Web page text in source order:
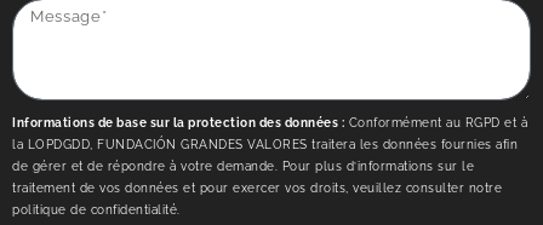
Informations de base sur la protection des données : Conformément au RGPD et à
la LOPDGDD, FUNDACIÓN GRANDES VALORES traitera les données fournies afin
de gérer et de répondre à votre demande. Pour plus d’informations sur le
traitement de vos données et pour exercer vos droits, veuillez consulter notre
politique de confidentialité.